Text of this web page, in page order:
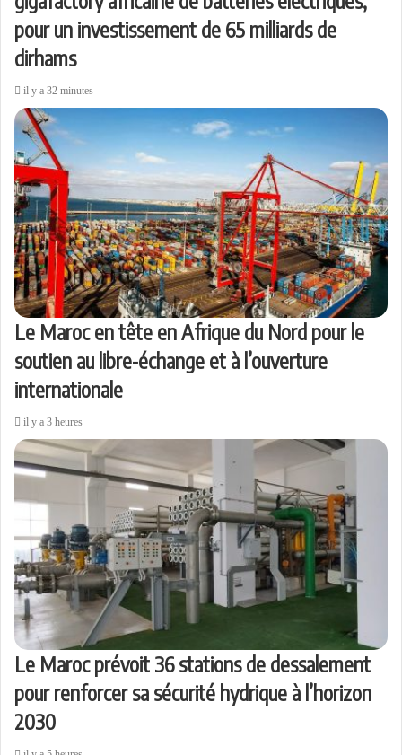
pour un investissement de 65 milliards de
dirhams
il y a 32 minutes
Le Maroc en tête en Afrique du Nord pour le
soutien au libre-échange et à l’ouverture
internationale
il y a 3 heures
Le Maroc prévoit 36 stations de dessalement
pour renforcer sa sécurité hydrique à l’horizon
2030